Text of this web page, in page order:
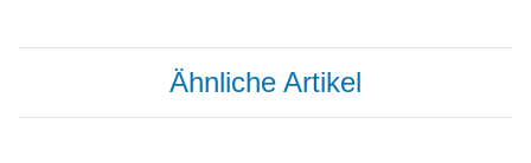
Ähnliche Artikel